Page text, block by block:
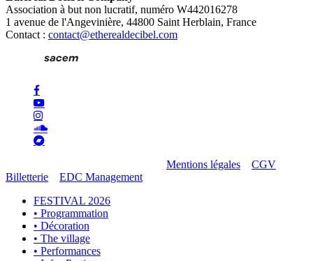
Association à but non lucratif, numéro W442016278
1 avenue de l'Angevinière, 44800 Saint Herblain, France
Contact : contact@etherealdecibel.com
facebook
youtube
instagram
soundcloud
bandcamp
Mentions légales
CGV
Billetterie
EDC Management
Close
Menu
FESTIVAL 2026
• Programmation
• Décoration
• The village
• Performances